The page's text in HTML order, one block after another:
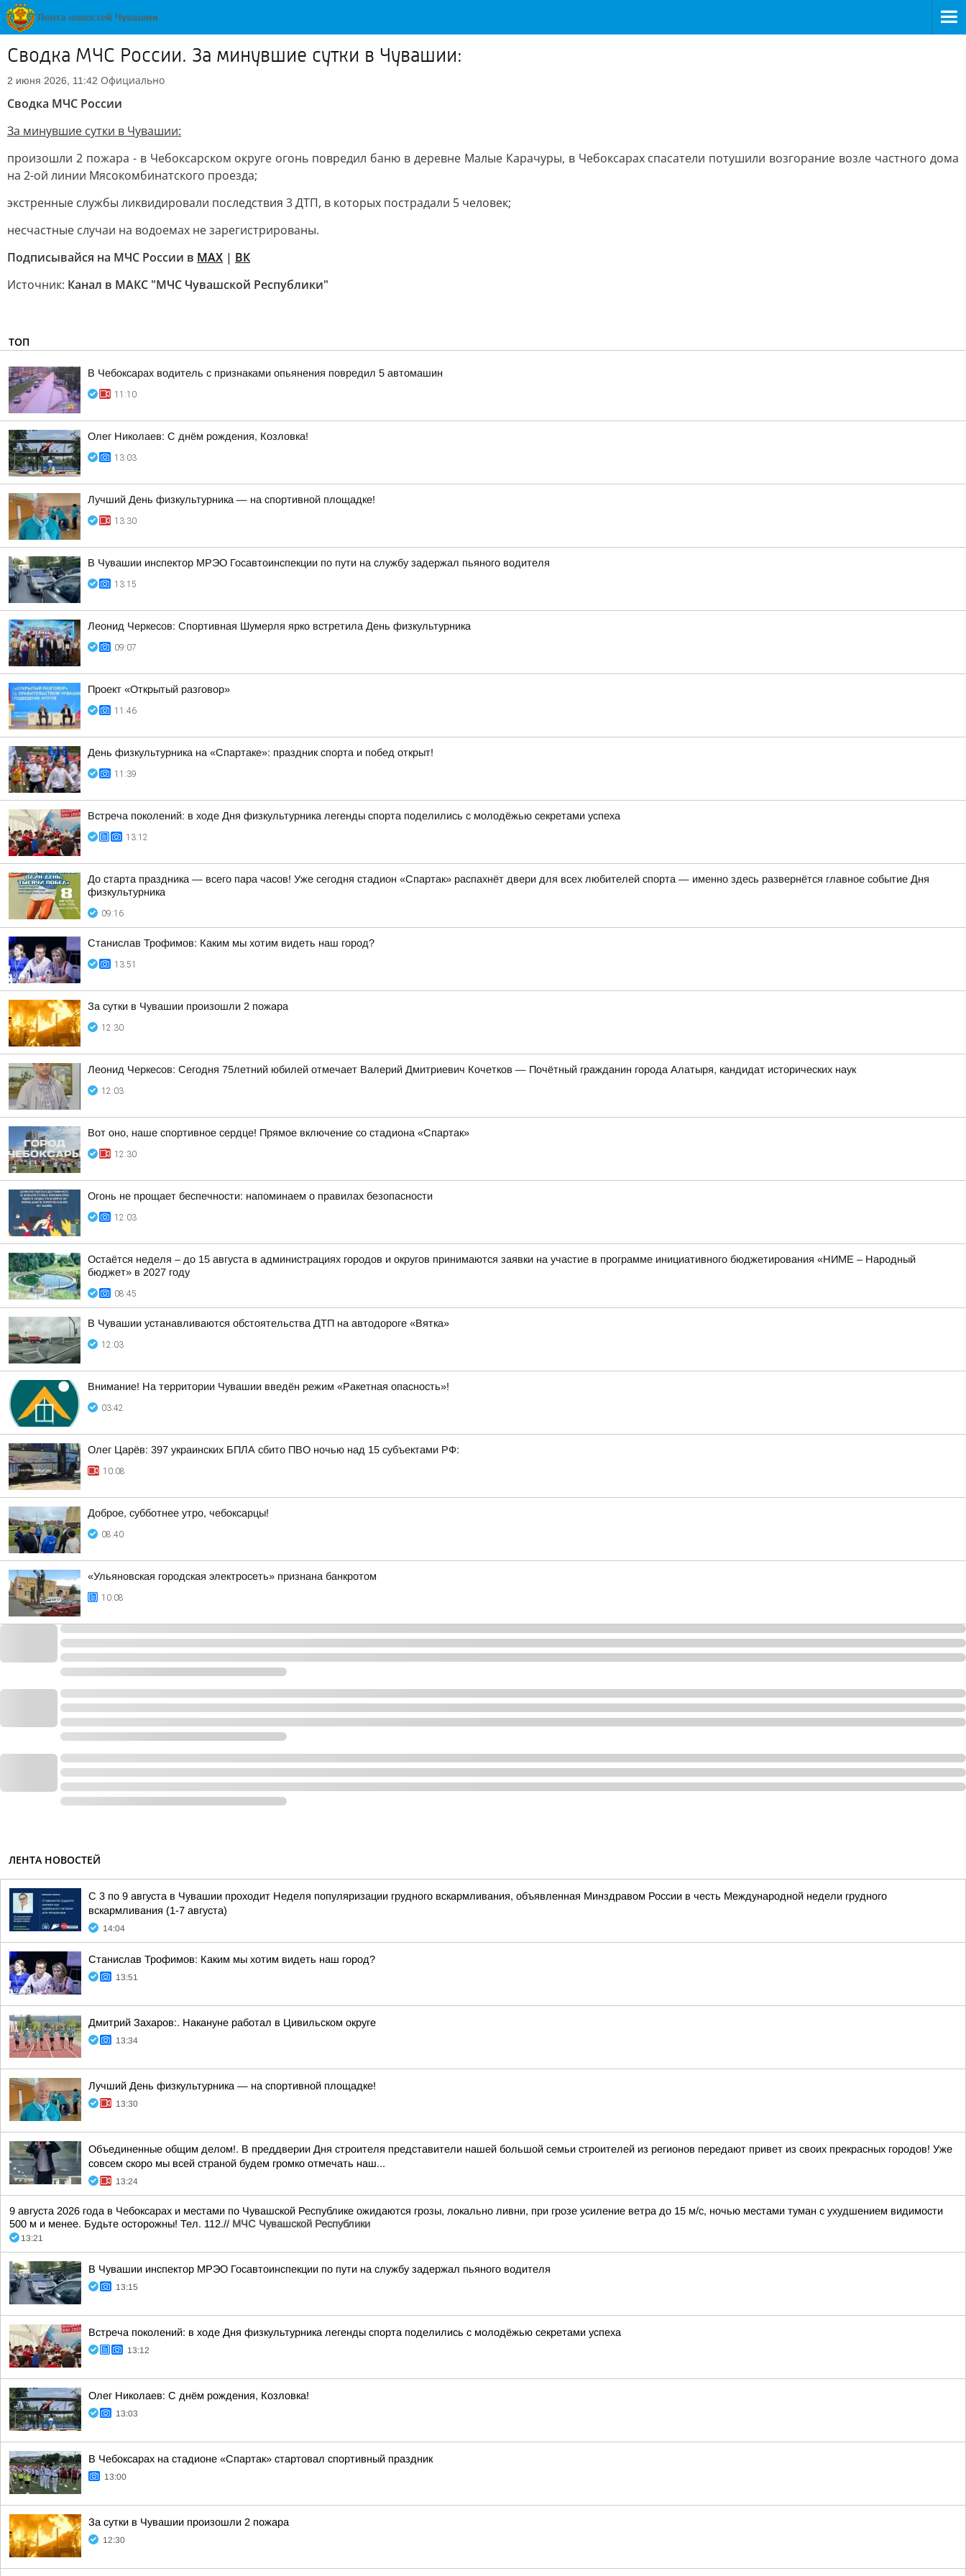
Сводка МЧС России. За минувшие сутки в Чувашии:
2 июня 2026, 11:42 Официально
Сводка МЧС России
За минувшие сутки в Чувашии:
произошли 2 пожара - в Чебоксарском округе огонь повредил баню в деревне Малые Карачуры, в Чебоксарах спасатели потушили возгорание возле частного дома
на 2-ой линии Мясокомбинатского проезда;
экстренные службы ликвидировали последствия 3 ДТП, в которых пострадали 5 человек;
несчастные случаи на водоемах не зарегистрированы.
Подписывайся на МЧС России в MAX | ВК
Источник: Канал в МАКС "МЧС Чувашской Республики"
ТОП
В Чебоксарах водитель с признаками опьянения повредил 5 автомашин
11:10
Олег Николаев: С днём рождения, Козловка!
13:03
Лучший День физкультурника — на спортивной площадке!
13:30
В Чувашии инспектор МРЭО Госавтоинспекции по пути на службу задержал пьяного водителя
13:15
Леонид Черкесов: Спортивная Шумерля ярко встретила День физкультурника
09:07
Проект «Открытый разговор»
11:46
День физкультурника на «Спартаке»: праздник спорта и побед открыт!
11:39
Встреча поколений: в ходе Дня физкультурника легенды спорта поделились с молодёжью секретами успеха
13:12
До старта праздника — всего пара часов! Уже сегодня стадион «Спартак» распахнёт двери для всех любителей спорта — именно здесь развернётся главное событие Дня
физкультурника
09:16
Станислав Трофимов: Каким мы хотим видеть наш город?
13:51
За сутки в Чувашии произошли 2 пожара
12:30
Леонид Черкесов: Сегодня 75летний юбилей отмечает Валерий Дмитриевич Кочетков — Почётный гражданин города Алатыря, кандидат исторических наук
12:03
Вот оно, наше спортивное сердце! Прямое включение со стадиона «Спартак»
12:30
Огонь не прощает беспечности: напоминаем о правилах безопасности
12:03
Остаётся неделя – до 15 августа в администрациях городов и округов принимаются заявки на участие в программе инициативного бюджетирования «НИМЕ – Народный
бюджет» в 2027 году
08:45
В Чувашии устанавливаются обстоятельства ДТП на автодороге «Вятка»
12:03
Внимание! На территории Чувашии введён режим «Ракетная опасность»!
03:42
Олег Царёв: 397 украинских БПЛА сбито ПВО ночью над 15 субъектами РФ:
10:08
Доброе, субботнее утро, чебоксарцы!
08:40
«Ульяновская городская электросеть» признана банкротом
10:08
ЛЕНТА НОВОСТЕЙ
С 3 по 9 августа в Чувашии проходит Неделя популяризации грудного вскармливания, объявленная Минздравом России в честь Международной недели грудного
вскармливания (1-7 августа)
14:04
Станислав Трофимов: Каким мы хотим видеть наш город?
13:51
Дмитрий Захаров:. Накануне работал в Цивильском округе
13:34
Лучший День физкультурника — на спортивной площадке!
13:30
Объединенные общим делом!. В преддверии Дня строителя представители нашей большой семьи строителей из регионов передают привет из своих прекрасных городов! Уже
совсем скоро мы всей страной будем громко отмечать наш...
13:24
9 августа 2026 года в Чебоксарах и местами по Чувашской Республике ожидаются грозы, локально ливни, при грозе усиление ветра до 15 м/с, ночью местами туман с ухудшением видимости
500 м и менее. Будьте осторожны! Тел. 112.// МЧС Чувашской Республики
13:21
В Чувашии инспектор МРЭО Госавтоинспекции по пути на службу задержал пьяного водителя
13:15
Встреча поколений: в ходе Дня физкультурника легенды спорта поделились с молодёжью секретами успеха
13:12
Олег Николаев: С днём рождения, Козловка!
13:03
В Чебоксарах на стадионе «Спартак» стартовал спортивный праздник
13:00
За сутки в Чувашии произошли 2 пожара
12:30